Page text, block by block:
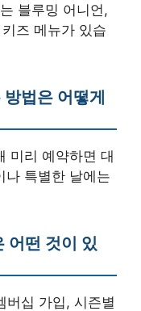
블루밍 어니언,
즈 메뉴가 있습
법은 어떻게
미리 예약하면 대
나 특별한 날에는
어떤 것이 있
버십 가입, 시즌별